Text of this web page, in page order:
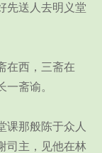
送人去明义堂
西，三斋在
斋谕。
那般陈于众人
司主，见他在林